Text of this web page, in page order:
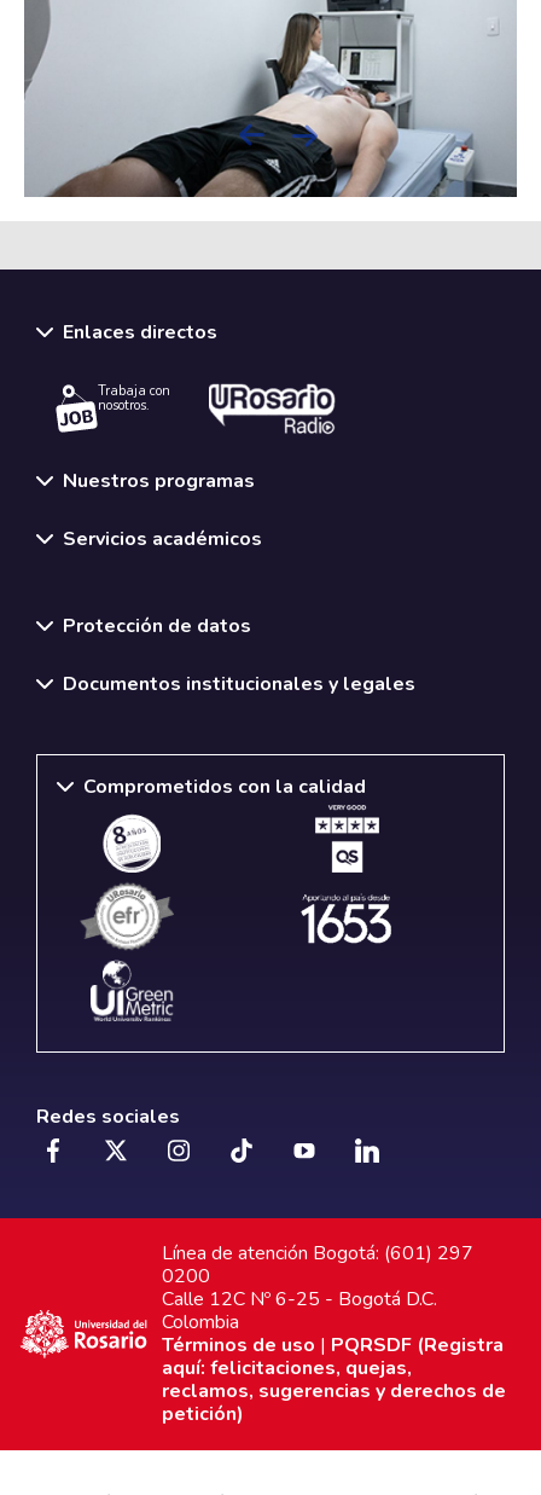
Previous
Next
Enlaces directos
Trabaja con
nosotros.
Nuestros programas
Servicios académicos
Protección de datos
Documentos institucionales y legales
Comprometidos con la calidad
Redes sociales
Línea de atención Bogotá: (601) 297
0200
Calle 12C Nº 6-25 - Bogotá D.C.
Colombia
Términos de uso | PQRSDF (Registra
aquí: felicitaciones, quejas,
reclamos, sugerencias y derechos de
petición)